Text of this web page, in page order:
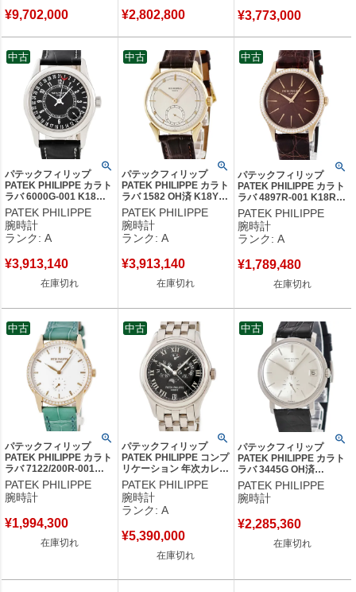
¥9,702,000 ¥2,802,800 ¥3,773,000
パテックフィリップ
PATEK PHILIPPE カラト
ラバ 6000G-001 K18WG
無垢 黒 ポインターデイ
ト マイクロローター メ
ンズ 腕時計自動巻き ブ
ラック 【中古】中古美品
PATEK PHILIPPE
腕時計
ランク: A
¥3,913,140
在庫切れ
中古
パテックフィリップ
PATEK PHILIPPE カラト
ラバ 1582 OH済 K18YG
無垢 シルバー スモール
セコンド ヴィンテージ
メンズ 腕時計手巻き ブ
ラック 【中古】中古美品
PATEK PHILIPPE
腕時計
ランク: A
¥3,913,140
在庫切れ
中古
パテックフィリップ
PATEK PHILIPPE カラト
ラバ 4897R-001 K18RG
無垢 純正ダイヤ チョコレ
ート ブラウン レディース
腕時計手巻き ブラウン
【中古】中古美品
PATEK PHILIPPE
腕時計
ランク: A
¥1,789,480
在庫切れ
中古
パテックフィリップ
PATEK PHILIPPE カラト
ラバ 7122/200R-001
K18RG無垢 純正ダイヤ
スモールセコンド レディ
ース 腕時計手巻き ホワ
PATEK PHILIPPE
腕時計
¥1,994,300
在庫切れ
中古
パテックフィリップ
PATEK PHILIPPE コンプ
リケーション 年次カレン
ダー ムーンフェイズ
5036/1G-013 OH済
K18WG無垢 メンズ 腕時
計自動巻き ブラック
PATEK PHILIPPE
腕時計
ランク: A
¥5,390,000
在庫切れ
中古
パテックフィリップ
PATEK PHILIPPE カラト
ラバ 3445G OH済
K18WG無垢 デイト スモ
ールセコンド ヴィンテー
ジ メンズ 腕時計自動巻き
PATEK PHILIPPE
腕時計
¥2,285,360
在庫切れ
中古